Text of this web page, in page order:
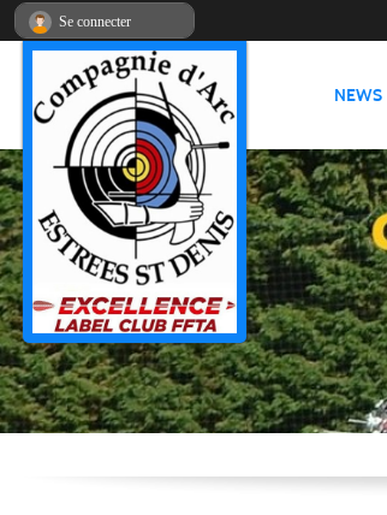
NEWS
Se connecter
Panneau de gestion des cookies